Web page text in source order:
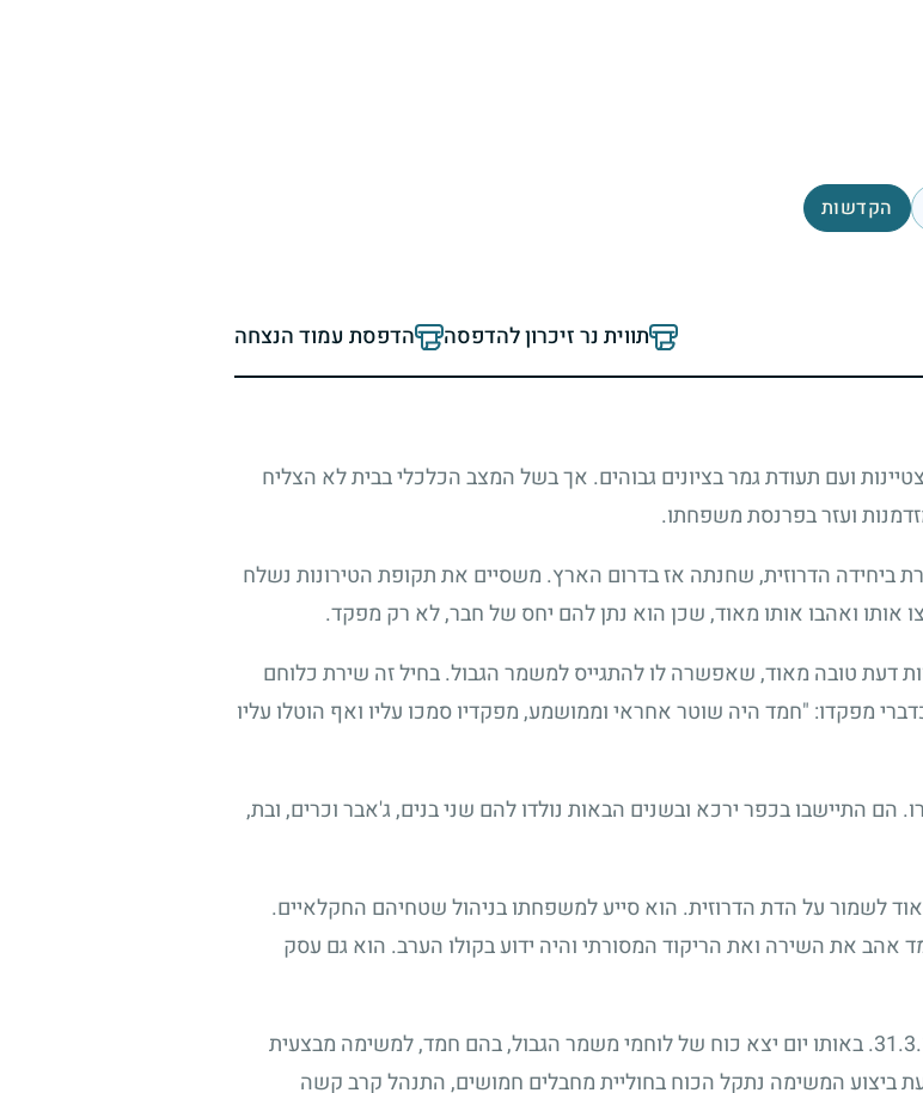
הקדשות
תווית נר זיכרון להדפסה הדפסת עמוד הנצחה
ועם תעודת גמר בציונים גבוהים. אך בשל המצב הכלכלי בבית לא הצליח
ועזר בפרנסת משפחתו.
ביחידה הדרוזית, שחנתה אז בדרום הארץ. משסיים את תקופת הטירונות נשלח
אותו ואהבו אותו מאוד, שכן הוא נתן להם יחס של חבר, לא רק מפקד.
דעת טובה מאוד, שאפשרה לו להתגייס למשמר הגבול. בחיל זה שירת כלוחם
מפקדו: "חמד היה שוטר אחראי וממושמע, מפקדיו סמכו עליו ואף הוטלו עליו
הם התיישבו בכפר ירכא ובשנים הבאות נולדו להם שני בנים, ג'אבר וכרים, ובת,
לשמור על הדת הדרוזית. הוא סייע למשפחתו בניהול שטחיהם החקלאיים.
אהב את השירה ואת הריקוד המסורתי והיה ידוע בקולו הערב. הוא גם עסק
שוטר חמד אבו טריף נפל בפעילות מבצעית ביום 31.3.1968. באותו יום יצא כוח של לוחמי משמר הגבול, בהם חמד, למשימה מבצעית
ביצוע המשימה נתקל הכוח בחוליית מחבלים חמושים, התנהל קרב קשה